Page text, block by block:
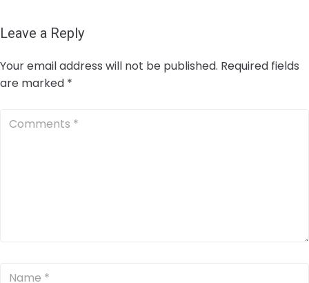
Leave a Reply
Your email address will not be published. Required fields
are marked *